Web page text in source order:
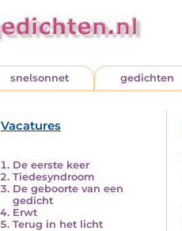
snelsonnet gedichten
Vacatures
De eerste keer
Tiedesyndroom
De geboorte van een
gedicht
Erwt
Terug in het licht